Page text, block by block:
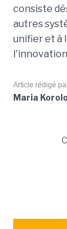
consiste
autres
unifier et à
Article rédigé
Maria